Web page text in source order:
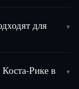
для
▾
Рике в
▾